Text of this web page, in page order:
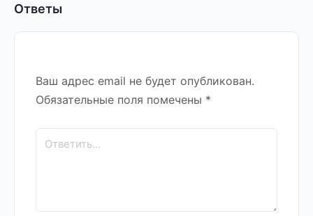
Ответы
Ваш адрес email не будет опубликован.
Обязательные поля помечены *